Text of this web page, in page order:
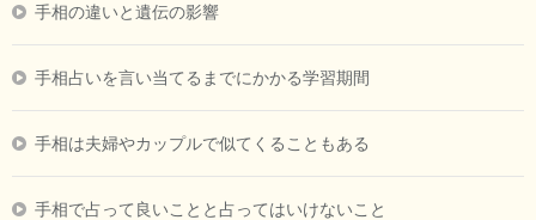
手相の違いと遺伝の影響
手相占いを言い当てるまでにかかる学習期間
手相は夫婦やカップルで似てくることもある
手相で占って良いことと占ってはいけないこと